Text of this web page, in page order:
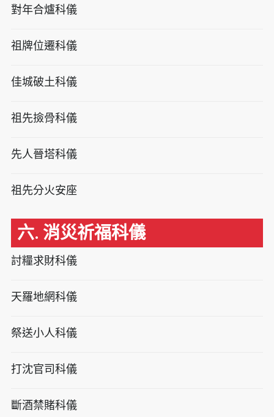
對年合爐科儀
祖牌位遷科儀
佳城破土科儀
祖先撿骨科儀
先人晉塔科儀
祖先分火安座
六. 消災祈福科儀
討糧求財科儀
天羅地網科儀
祭送小人科儀
打沈官司科儀
斷酒禁賭科儀